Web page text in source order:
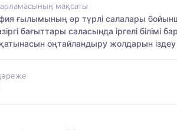
мақсаты
ғылымының әр түрлі салалары
бағыттары саласында іргелі
оңтайландыру жолдарын іздеу